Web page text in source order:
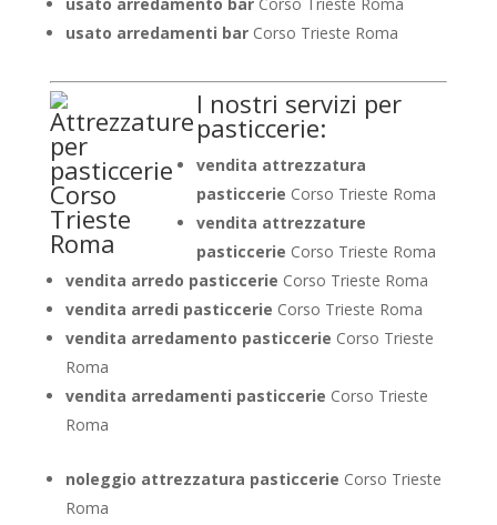
usato arredamenti barCorso Trieste Roma
I nostri servizi per
pasticcerie:
vendita attrezzatura
pasticcerie Corso Trieste Roma
vendita attrezzature
pasticcerie Corso Trieste Roma
vendita arredo pasticcerie Corso Trieste Roma
vendita arredi pasticcerie Corso Trieste Roma
vendita arredamento pasticcerie Corso Trieste
Roma
vendita arredamenti pasticcerie Corso Trieste
Roma
noleggio attrezzatura pasticcerie Corso Trieste
Roma